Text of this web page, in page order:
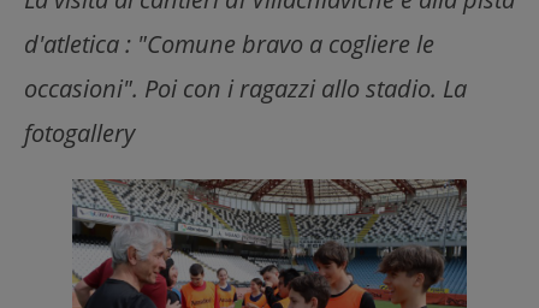
d'atletica : "Comune bravo a cogliere le
occasioni". Poi con i ragazzi allo stadio. La
fotogallery